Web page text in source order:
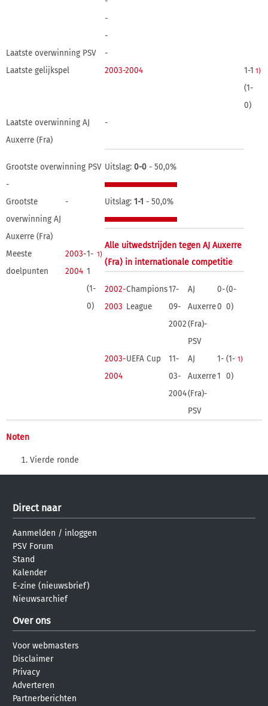
-
-
Laatste overwinning PSV
-
Laatste gelijkspel
2003-2004
1-1
(1-
0)
1)
Laatste overwinning AJ
Auxerre (Fra)
-
Grootste overwinning PSV
-
Grootste
overwinning AJ
Auxerre (Fra)
-
Meeste
doelpunten
2003-
2004
1-
1
(1-
0)
1)
Uitslag: 0-0 - 50,0%
Uitslag: 1-1 - 50,0%
Alle uitwedstrijden tegen AJ Auxerre
(Fra) in internationale competitie
2002-
2003
Champions
League
17-
09-
2002
AJ
Auxerre
(Fra)-
PSV
0-
0
(0-
0)
2003-
2004
UEFA Cup
11-
03-
2004
AJ
Auxerre
(Fra)-
PSV
1-
1
(1-
0)
1)
Noten
Vierde ronde
Direct naar
Aanmelden / inloggen
PSV Forum
Stand
Kalender
E-zine (nieuwsbrief)
Nieuwsarchief
Over ons
Voor webmasters
Disclaimer
Privacy
Adverteren
Partnerberichten